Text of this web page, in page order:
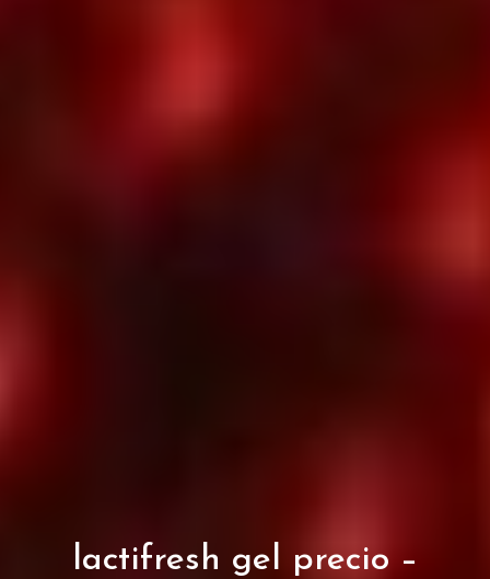
lactifresh gel precio –